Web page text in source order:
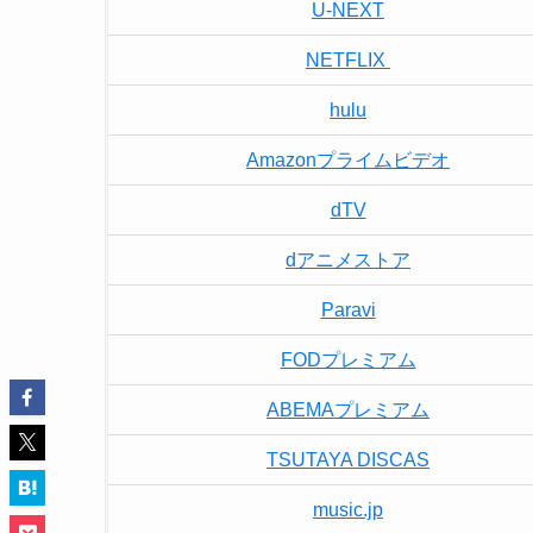
U-NEXT
NETFLIX
hulu
Amazonプライムビデオ
dTV
dアニメストア
Paravi
FODプレミアム
ABEMAプレミアム
TSUTAYA DISCAS
music.jp